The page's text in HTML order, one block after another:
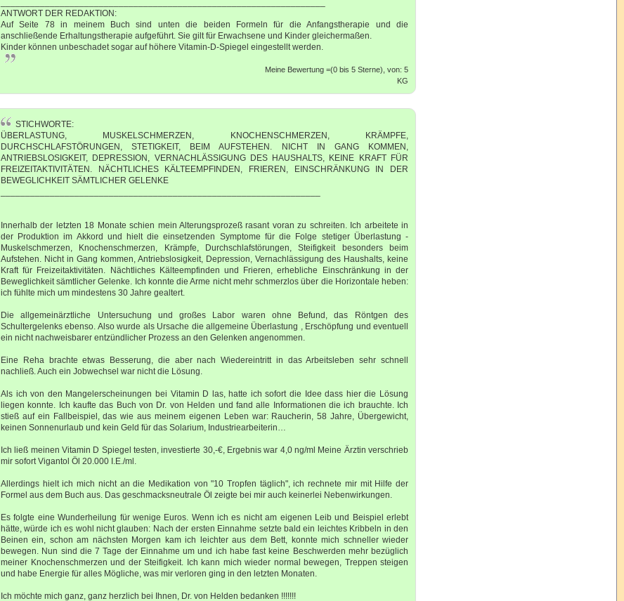
ANTWORT DER REDAKTION:
Auf Seite 78 in meinem Buch sind unten die beiden Formeln für die Anfangstherapie und die
anschließende Erhaltungstherapie aufgeführt. Sie gilt für Erwachsene und Kinder gleichermaßen.
Kinder können unbeschadet sogar auf höhere Vitamin-D-Spiegel eingestellt werden.
Meine Bewertung =(0 bis 5 Sterne), von: 5
KG
STICHWORTE:
ÜBERLASTUNG, MUSKELSCHMERZEN, KNOCHENSCHMERZEN, KRÄMPFE,
DURCHSCHLAFSTÖRUNGEN, STETIGKEIT, BEIM AUFSTEHEN. NICHT IN GANG KOMMEN,
ANTRIEBSLOSIGKEIT, DEPRESSION, VERNACHLÄSSIGUNG DES HAUSHALTS, KEINE KRAFT FÜR
FREIZEITAKTIVITÄTEN. NÄCHTLICHES KÄLTEEMPFINDEN, FRIEREN, EINSCHRÄNKUNG IN DER
BEWEGLICHKEIT SÄMTLICHER GELENKE
Innerhalb der letzten 18 Monate schien mein Alterungsprozeß rasant voran zu schreiten. Ich arbeitete in
der Produktion im Akkord und hielt die einsetzenden Symptome für die Folge stetiger Überlastung -
Muskelschmerzen, Knochenschmerzen, Krämpfe, Durchschlafstörungen, Steifigkeit besonders beim
Aufstehen. Nicht in Gang kommen, Antriebslosigkeit, Depression, Vernachlässigung des Haushalts, keine
Kraft für Freizeitaktivitäten. Nächtliches Kälteempfinden und Frieren, erhebliche Einschränkung in der
Beweglichkeit sämtlicher Gelenke. Ich konnte die Arme nicht mehr schmerzlos über die Horizontale heben:
ich fühlte mich um mindestens 30 Jahre gealtert.
Die allgemeinärztliche Untersuchung und großes Labor waren ohne Befund, das Röntgen des
Schultergelenks ebenso. Also wurde als Ursache die allgemeine Überlastung , Erschöpfung und eventuell
ein nicht nachweisbarer entzündlicher Prozess an den Gelenken angenommen.
Eine Reha brachte etwas Besserung, die aber nach Wiedereintritt in das Arbeitsleben sehr schnell
nachließ. Auch ein Jobwechsel war nicht die Lösung.
Als ich von den Mangelerscheinungen bei Vitamin D las, hatte ich sofort die Idee dass hier die Lösung
liegen konnte. Ich kaufte das Buch von Dr. von Helden und fand alle Informationen die ich brauchte. Ich
stieß auf ein Fallbeispiel, das wie aus meinem eigenen Leben war: Raucherin, 58 Jahre, Übergewicht,
keinen Sonnenurlaub und kein Geld für das Solarium, Industriearbeiterin…
Ich ließ meinen Vitamin D Spiegel testen, investierte 30,-€, Ergebnis war 4,0 ng/ml Meine Ärztin verschrieb
mir sofort Vigantol Öl 20.000 I.E./ml.
Allerdings hielt ich mich nicht an die Medikation von "10 Tropfen täglich", ich rechnete mir mit Hilfe der
Formel aus dem Buch aus. Das geschmacksneutrale Öl zeigte bei mir auch keinerlei Nebenwirkungen.
Es folgte eine Wunderheilung für wenige Euros. Wenn ich es nicht am eigenen Leib und Beispiel erlebt
hätte, würde ich es wohl nicht glauben: Nach der ersten Einnahme setzte bald ein leichtes Kribbeln in den
Beinen ein, schon am nächsten Morgen kam ich leichter aus dem Bett, konnte mich schneller wieder
bewegen. Nun sind die 7 Tage der Einnahme um und ich habe fast keine Beschwerden mehr bezüglich
meiner Knochenschmerzen und der Steifigkeit. Ich kann mich wieder normal bewegen, Treppen steigen
und habe Energie für alles Mögliche, was mir verloren ging in den letzten Monaten.
Ich möchte mich ganz, ganz herzlich bei Ihnen, Dr. von Helden bedanken !!!!!!!